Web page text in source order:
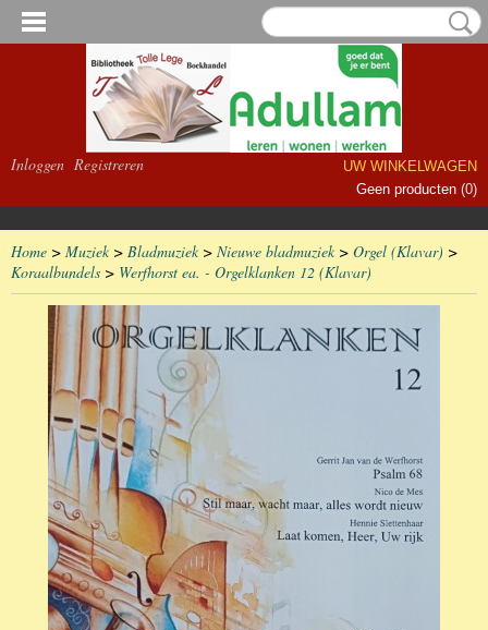
Inloggen Registreren
UW WINKELWAGEN
Geen producten (0)
Home > Muziek> Bladmuziek> Nieuwe bladmuziek> Orgel (Klavar) >
Koraalbundels > Werfhorst ea. - Orgelklanken 12 (Klavar)